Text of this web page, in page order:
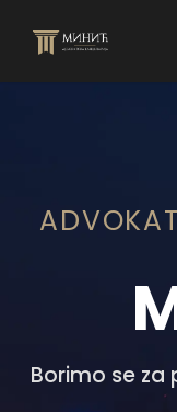
Borimo se